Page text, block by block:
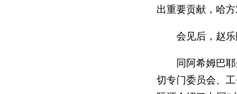
出重要贡献，哈
会见后，赵乐
同阿希姆巴
切专门委员会、